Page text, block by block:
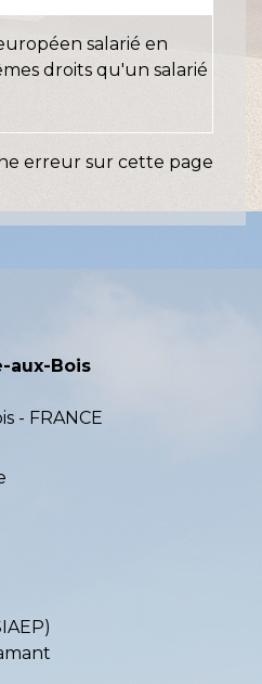
salarié en
droits qu'un salarié
erreur sur cette page
aux-Bois
- FRANCE